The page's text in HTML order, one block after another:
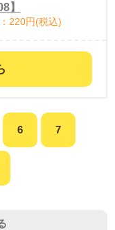
】
220円(税込)
6 7